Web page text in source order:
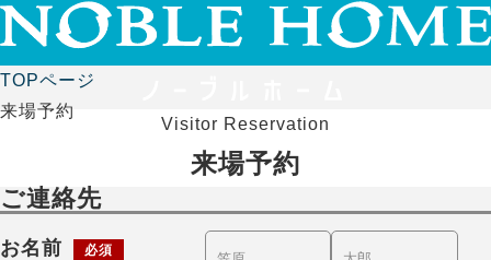
TOPページ
来場予約
Visitor Reservation
来場予約
ご連絡先
お名前 必須